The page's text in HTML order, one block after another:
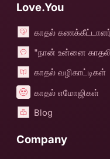
Love.You
காதல்
"நான் உன்னை
காதல் வழிகாட்டிகள்
காதல் எமோஜிகள்
Blog
Company